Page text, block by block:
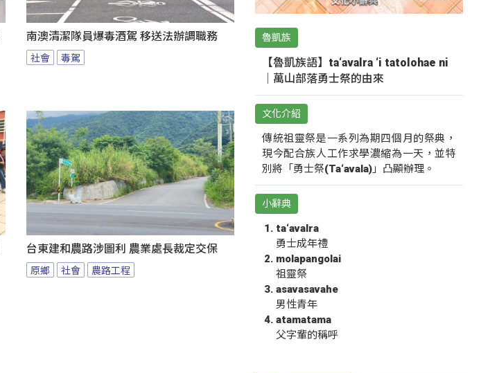
南澳清潔隊員爆毒酒駕 移送法辦調職務
社會 毒駕
台東建和農路涉圖利 農業處長裁定交保
原鄉 社會 農路工程
魯凱族
【魯凱族語】ta‘avalra ‘i tatolohae ni
｜萬山部落勇士祭的由來
文化介紹
傳統祖靈祭是一系列為期四個月的祭典，
現今配合族人工作求學濃縮為一天，並特
別將「勇士祭(Ta‘avala)」凸顯辦理。
小辭典
ta‘avalra
勇士成年禮
molapangolai
祖靈祭
asavasavahe
男性青年
atamatama
父字輩的稱呼